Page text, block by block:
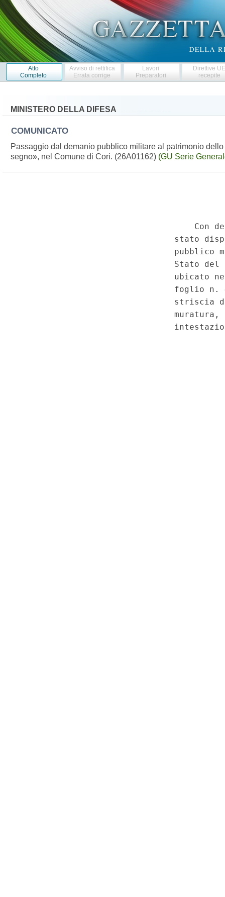
Atto
Completo
Avviso di rettifica
Errata corrige
Lavori
Preparatori
Direttive
recepite
MINISTERO DELLA DIFESA
COMUNICATO
Passaggio dal demanio pubblico militare al patrimonio
segno», nel Comune di Cori. (26A01162) (GU Serie